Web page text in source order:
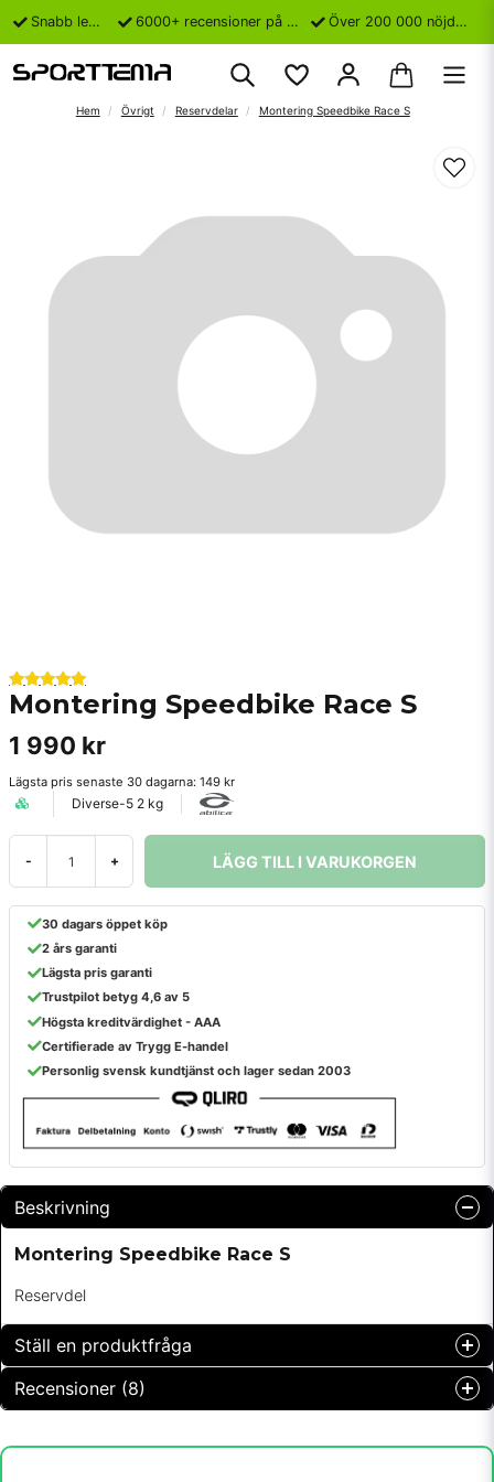
Snabb leverans 6000+ recensioner på Trustpilot Över 200 000 nöjda kunder
Hem Övrigt Reservdelar Montering Speedbike Race S
Montering Speedbike Race S
1 990 kr
Lägsta pris senaste 30 dagarna: 149 kr
Diverse-5 2 kg
- + LÄGG TILL I VARUKORGEN
30 dagars öppet köp
2 års garanti
Lägsta pris garanti
Trustpilot betyg 4,6 av 5
Högsta kreditvärdighet - AAA
Certifierade av Trygg E-handel
Personlig svensk kundtjänst och lager sedan 2003
Beskrivning
Montering Speedbike Race S
Reservdel
Ställ en produktfråga
question
Fråga oss något om denna produkten...
Recensioner (8)
Christina